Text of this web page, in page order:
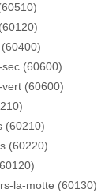
(60600)
(60600)
(60210)
(60220)
la-motte (60130)